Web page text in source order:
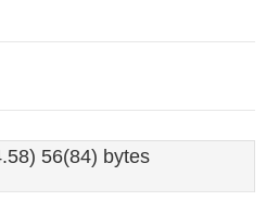
56(84) bytes